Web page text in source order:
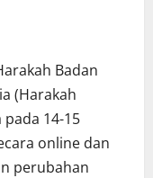
Badan
(Harakah
pada 14-15
online dan
perubahan